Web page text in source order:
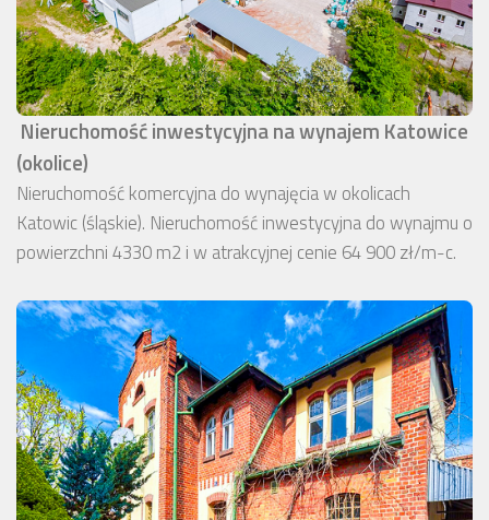
Nieruchomość inwestycyjna na wynajem Katowice
(okolice)
Nieruchomość komercyjna do wynajęcia w okolicach
Katowic (śląskie). Nieruchomość inwestycyjna do wynajmu o
powierzchni 4330 m2 i w atrakcyjnej cenie 64 900 zł/m-c.